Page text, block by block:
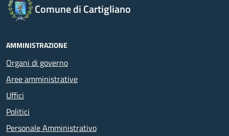
Comune di Cartigliano
AMMINISTRAZIONE
Organi di governo
Aree amministrative
Uffici
Politici
Personale Amministrativo